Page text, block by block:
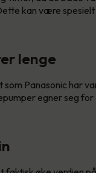
kan være
lenge
Panasonic har
egner seg